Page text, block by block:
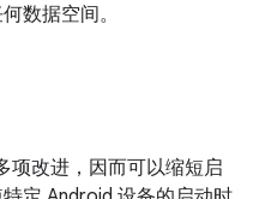
数据空间。
项改进，因而可以缩短启